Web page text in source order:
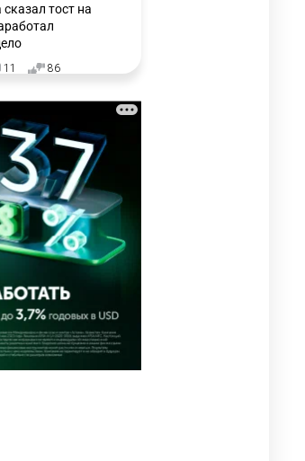
тост на
11 86
главных
4 августа
0 1
родным и
қаһарманы
42
объявил об
футбольной